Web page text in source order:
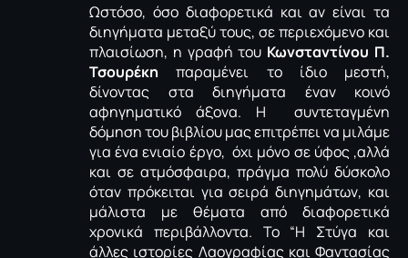
Ωστόσο, όσο διαφορετικά και αν είναι τα
διηγήματα μεταξύ τους, σε περιεχόμενο και
πλαισίωση, η γραφή του Κωνσταντίνου Π.
Τσουρέκηπαραμένει το ίδιο μεστή,
δίνοντας στα διηγήματα έναν κοινό
αφηγηματικό άξονα. Η συντεταγμένη
δόμηση του βιβλίου μας επιτρέπει να μιλάμε
για ένα ενιαίο έργο, όχι μόνο σε ύφος ,αλλά
και σε ατμόσφαιρα, πράγμα πολύ δύσκολο
όταν πρόκειται για σειρά διηγημάτων, και
μάλιστα με θέματα από διαφορετικά
χρονικά περιβάλλοντα. Το “Η Στύγα και
άλλες ιστορίες Λαογραφίας και Φαντασίας